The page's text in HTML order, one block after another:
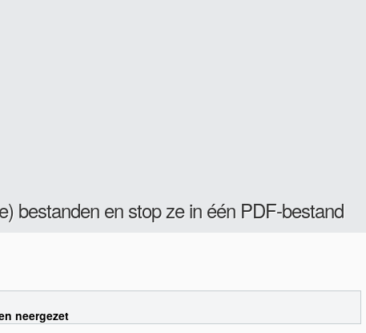
bestanden en stop ze in één PDF-bestand
neergezet